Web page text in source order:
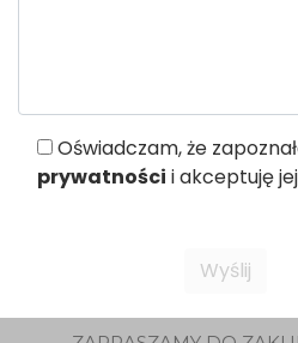
Oświadczam, że
prywatności i akceptuję